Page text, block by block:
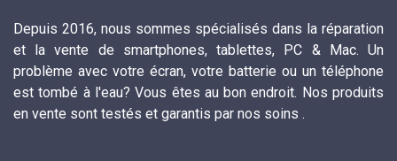
Depuis 2016, nous sommes spécialisés dans la réparation
et la vente de smartphones, tablettes, PC & Mac. Un
problème avec votre écran, votre batterie ou un téléphone
est tombé à l'eau? Vous êtes au bon endroit. Nos produits
en vente sont testés et garantis par nos soins .